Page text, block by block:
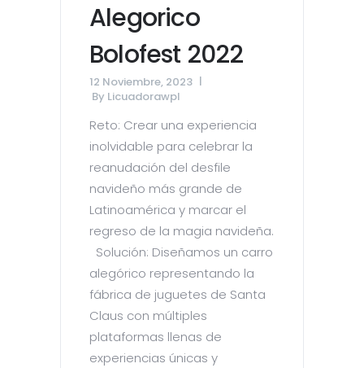
Alegorico
Bolofest 2022
12 Noviembre, 2023
By Licuadorawpl
Reto: Crear una experiencia
inolvidable para celebrar la
reanudación del desfile
navideño más grande de
Latinoamérica y marcar el
regreso de la magia navideña.
Solución: Diseñamos un carro
alegórico representando la
fábrica de juguetes de Santa
Claus con múltiples
plataformas llenas de
experiencias únicas y